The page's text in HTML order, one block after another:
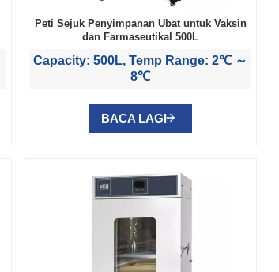
Peti Sejuk Penyimpanan Ubat untuk Vaksin
dan Farmaseutikal 500L
Capacity: 500L, Temp Range: 2℃ ～
8℃
BACA LAGI